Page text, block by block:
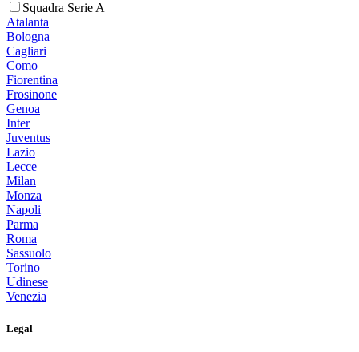
Squadra Serie A
Atalanta
Bologna
Cagliari
Como
Fiorentina
Frosinone
Genoa
Inter
Juventus
Lazio
Lecce
Milan
Monza
Napoli
Parma
Roma
Sassuolo
Torino
Udinese
Venezia
Legal